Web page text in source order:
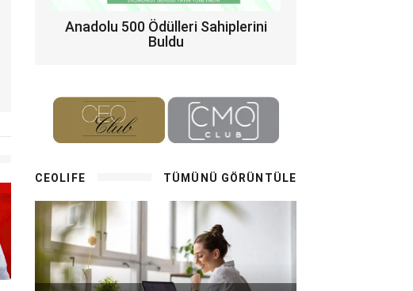
Anadolu 500 Ödülleri Sahiplerini
Buldu
CEOLIFE TÜMÜNÜ GÖRÜNTÜLE